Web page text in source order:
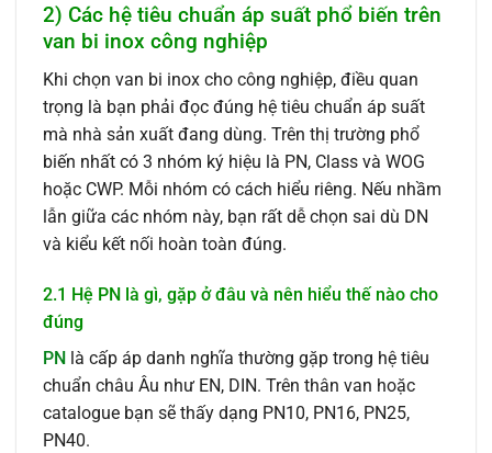
2) Các hệ tiêu chuẩn áp suất phổ biến trên
van bi inox công nghiệp
Khi chọn van bi inox cho công nghiệp, điều quan
trọng là bạn phải đọc đúng hệ tiêu chuẩn áp suất
mà nhà sản xuất đang dùng. Trên thị trường phổ
biến nhất có 3 nhóm ký hiệu là PN, Class và WOG
hoặc CWP. Mỗi nhóm có cách hiểu riêng. Nếu nhầm
lẫn giữa các nhóm này, bạn rất dễ chọn sai dù DN
và kiểu kết nối hoàn toàn đúng.
2.1 Hệ PN là gì, gặp ở đâu và nên hiểu thế nào cho
đúng
PN là cấp áp danh nghĩa thường gặp trong hệ tiêu
chuẩn châu Âu như EN, DIN. Trên thân van hoặc
catalogue bạn sẽ thấy dạng PN10, PN16, PN25,
PN40.